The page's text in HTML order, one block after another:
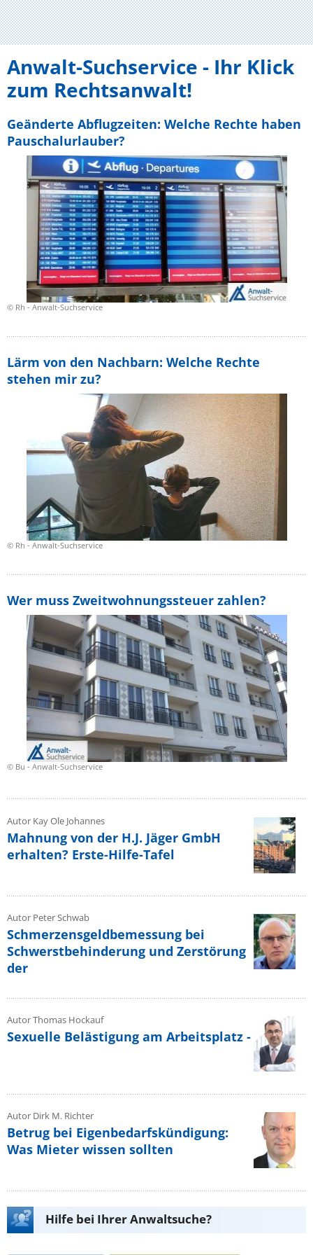
Anwalt-Suchservice - Ihr Klick
zum Rechtsanwalt!
© Rh - Anwalt-Suchservice
Geänderte Abflugzeiten: Welche Rechte haben
Pauschalurlauber?
© Rh - Anwalt-Suchservice
Lärm von den Nachbarn: Welche Rechte
stehen mir zu?
© Bu - Anwalt-Suchservice
Wer muss Zweitwohnungssteuer zahlen?
Autor Kay Ole Johannes
Mahnung von der H.J. Jäger GmbH
erhalten? Erste-Hilfe-Tafel
Autor Peter Schwab
Schmerzensgeldbemessung bei
Schwerstbehinderung und Zerstörung
der
Autor Thomas Hockauf
Sexuelle Belästigung am Arbeitsplatz -
Autor Dirk M. Richter
Betrug bei Eigenbedarfskündigung:
Was Mieter wissen sollten
Hilfe bei Ihrer Anwaltsuche?